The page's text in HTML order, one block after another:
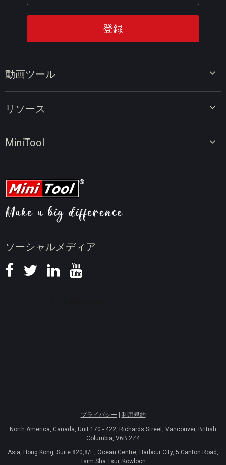
ソーシャルメディア
動画ツール
ビデオコンバーター
リソース
動画圧縮のヒント
ニュース
MiniTool
プライバシー
利用規約
North America, Canada, Unit 170 - 422, Richards Street, Vancouver, British
Columbia, V6B 2Z4
Asia, Hong Kong, Suite 820,8/F., Ocean Centre, Harbour City, 5 Canton Road,
Tsim Sha Tsui, Kowloon